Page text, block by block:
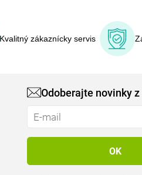
Kvalitný zákaznícky servis
Odoberajte novinky